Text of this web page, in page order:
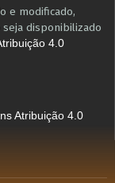
e modificado,
disponibilizado
4.0
Atribuição 4.0